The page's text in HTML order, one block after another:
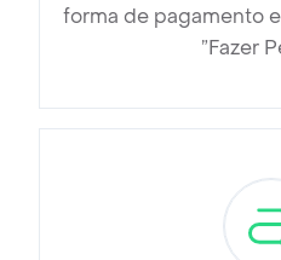
forma de pagamento
”Fazer